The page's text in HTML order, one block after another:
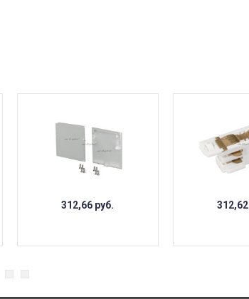
312,66 руб. 312,62